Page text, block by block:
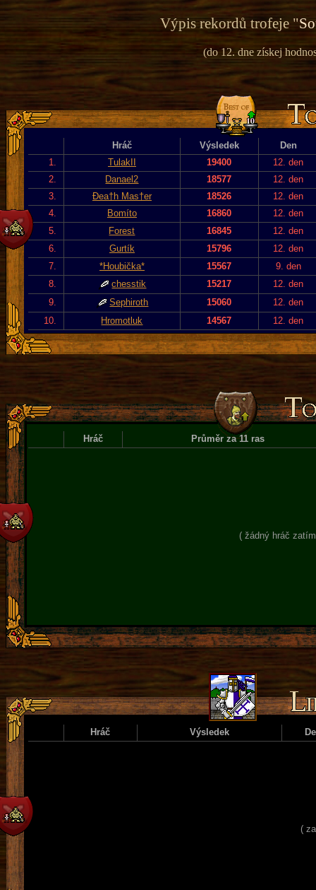
Výpis rekordů trofeje "
(do 12. dne získej
Hráč Výsledek
Den
1.
TulakII 19400
12. den
2.
Danael2 18577
12. den
3.
Đea†h Mas†er 18526
12. den
4.
Bomíto 16860
12. den
5.
Forest 16845
12. den
6.
Gurtík 15796
12. den
7.
*Houbička* 15567
9. den
8.
chesstik 15217
12. den
9.
Sephiroth 15060
12. den
10.
Hromotluk 14567 12. den
Hráč Průměr za 11 ras
( žádný hráč
Hráč Výsledek
(